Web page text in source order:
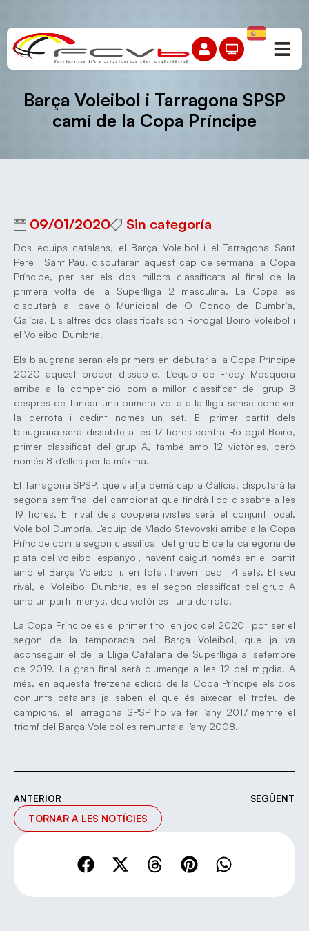
Barça Voleibol i Tarragona SPSP
camí de la Copa Príncipe
09/01/2020 Sin categoría
Dos equips catalans, el Barça Voleibol i el Tarragona Sant
Pere i Sant Pau, disputaran aquest cap de setmana la Copa
Príncipe, per ser els dos millors classificats al final de la
primera volta de la Superlliga 2 masculina. La Copa es
disputarà al pavelló Municipal de O Conco de Dumbría,
Galícia. Els altres dos classificats són Rotogal Boiro Voleibol i
el Voleibol Dumbría.
Els blaugrana seran els primers en debutar a la Copa Príncipe
2020 aquest proper dissabte. L’equip de Fredy Mosquera
arriba a la competició com a millor classificat del grup B
després de tancar una primera volta a la lliga sense conèixer
la derrota i cedint només un set. El primer partit dels
blaugrana serà dissabte a les 17 hores contra Rotogal Boiro,
primer classificat del grup A, també amb 12 victòries, però
només 8 d’elles per la màxima.
El Tarragona SPSP, que viatja demà cap a Galícia, disputarà la
segona semifinal del campionat que tindrà lloc dissabte a les
19 hores. El rival dels cooperativistes serà el conjunt local,
Voleibol Dumbría. L’equip de Vlado Stevovski arriba a la Copa
Príncipe com a segon classificat del grup B de la categoria de
plata del voleibol espanyol, havent caigut només en el partit
amb el Barça Voleibol i, en total, havent cedit 4 sets. El seu
rival, el Voleibol Dumbría, és el segon classificat del grup A
amb un partit menys, deu victòries i una derrota.
La Copa Príncipe és el primer títol en joc del 2020 i pot ser el
segon de la temporada pel Barça Voleibol, que ja va
aconseguir el de la Lliga Catalana de Superlliga al setembre
de 2019. La gran final serà diumenge a les 12 del migdia. A
més, en aquesta tretzena edició de la Copa Príncipe els dos
conjunts catalans ja saben el que és aixecar el trofeu de
campions, el Tarragona SPSP ho va fer l’any 2017 mentre el
triomf del Barça Voleibol es remunta a l’any 2008.
ANTERIOR SEGÜENT
TORNAR A LES NOTÍCIES